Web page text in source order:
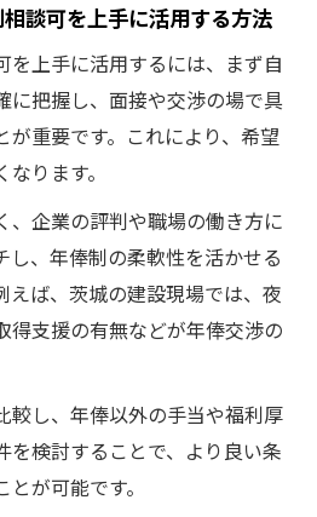
談可を上手に活用する方法
を上手に活用するには、まず自
に把握し、面接や交渉の場で具
が重要です。これにより、希望
ります。
、企業の評判や職場の働き方に
し、年俸制の柔軟性を活かせる
えば、茨城の建設現場では、夜
得支援の有無などが年俸交渉の
較し、年俸以外の手当や福利厚
を検討することで、より良い条
が可能です。